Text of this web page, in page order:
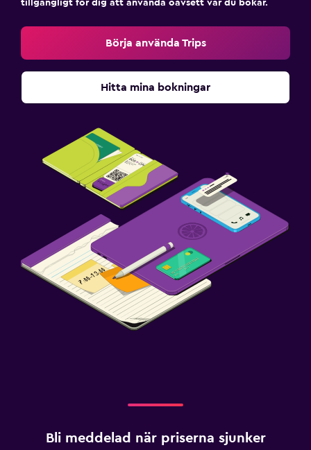
tillgängligt för dig att använda oavsett var du bokar.
Börja använda Trips
Hitta mina bokningar
Bli meddelad när priserna sjunker